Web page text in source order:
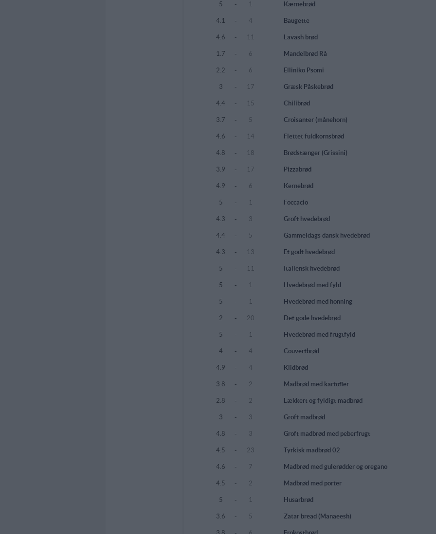
5 - 1 Kærnebrød
4.1 - 4 Baugette
4.6 - 11 Lavash brød
1.7 - 6 Mandelbrød Rå
2.2 - 6 Elliniko Psomi
3 - 17 Græsk Påskebrød
4.4 - 15 Chilibrød
3.7 - 5 Croisanter (månehorn)
4.6 - 14 Flettet fuldkornsbrød
4.8 - 18 Brødstænger (Grissini)
3.9 - 17 Pizzabrød
4.9 - 6 Kernebrød
5 - 1 Foccacio
4.3 - 3 Groft hvedebrød
4.4 - 5 Gammeldags dansk hvedebrød
4.3 - 13 Et godt hvedebrød
5 - 11 Italiensk hvedebrød
5 - 1 Hvedebrød med fyld
5 - 1 Hvedebrød med honning
2 - 20 Det gode hvedebrød
5 - 1 Hvedebrød med frugtfyld
4 - 4 Couvertbrød
4.9 - 4 Klidbrød
3.8 - 2 Madbrød med kartofler
2.8 - 2 Lækkert og fyldigt madbrød
3 - 3 Groft madbrød
4.8 - 3 Groft madbrød med peberfrugt
4.5 - 23 Tyrkisk madbrød 02
4.6 - 7 Madbrød med gulerødder og oregano
4.5 - 2 Madbrød med porter
5 - 1 Husarbrød
3.6 - 5 Zatar bread (Manaeesh)